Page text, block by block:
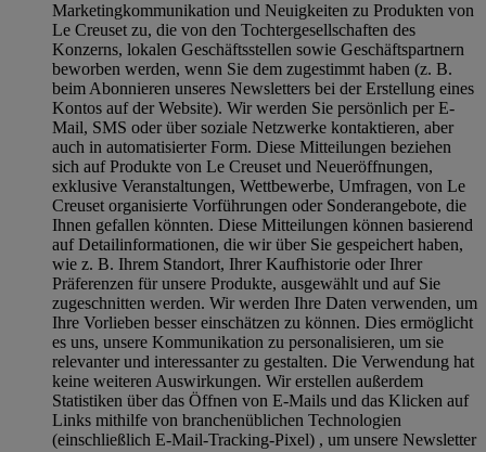
Marketingkommunikation und Neuigkeiten zu Produkten von
Le Creuset zu, die von den Tochtergesellschaften des
Konzerns, lokalen Geschäftsstellen sowie Geschäftspartnern
beworben werden, wenn Sie dem zugestimmt haben (z. B.
beim Abonnieren unseres Newsletters bei der Erstellung eines
Kontos auf der Website). Wir werden Sie persönlich per E-
Mail, SMS oder über soziale Netzwerke kontaktieren, aber
auch in automatisierter Form. Diese Mitteilungen beziehen
sich auf Produkte von Le Creuset und Neueröffnungen,
exklusive Veranstaltungen, Wettbewerbe, Umfragen, von Le
Creuset organisierte Vorführungen oder Sonderangebote, die
Ihnen gefallen könnten. Diese Mitteilungen können basierend
auf Detailinformationen, die wir über Sie gespeichert haben,
wie z. B. Ihrem Standort, Ihrer Kaufhistorie oder Ihrer
Präferenzen für unsere Produkte, ausgewählt und auf Sie
zugeschnitten werden. Wir werden Ihre Daten verwenden, um
Ihre Vorlieben besser einschätzen zu können. Dies ermöglicht
es uns, unsere Kommunikation zu personalisieren, um sie
relevanter und interessanter zu gestalten. Die Verwendung hat
keine weiteren Auswirkungen. Wir erstellen außerdem
Statistiken über das Öffnen von E-Mails und das Klicken auf
Links mithilfe von branchenüblichen Technologien
(einschließlich E-Mail-Tracking-Pixel) , um unsere Newsletter